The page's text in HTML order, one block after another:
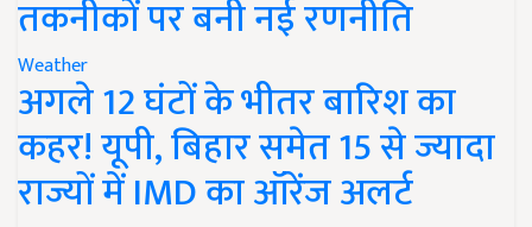
तकनीकों पर बनी नई रणनीति
Weather
अगले 12 घंटों के भीतर बारिश का
कहर! यूपी, बिहार समेत 15 से ज्यादा
राज्यों में IMD का ऑरेंज अलर्ट